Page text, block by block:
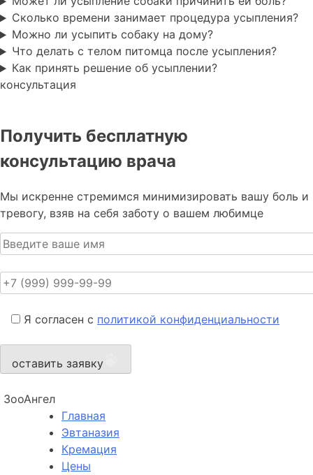
Сколько времени занимает процедура усыпления?
Можно ли усыпить собаку на дому?
Что делать с телом питомца после усыпления?
Как принять решение об усыплении?
консультация
Получить бесплатную
консультацию врача
Мы искренне стремимся минимизировать вашу боль и
тревогу, взяв на себя заботу о вашем любимце
Я согласен с политикой конфиденциальности
оставить заявку
ЗооАнгел
Главная
Эвтаназия
Кремация
Цены